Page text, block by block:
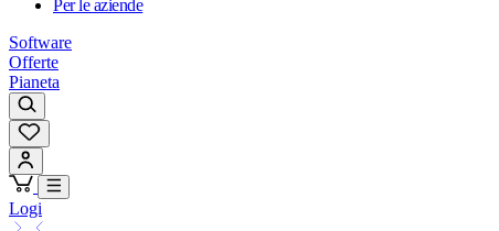
Per le aziende
Software
Offerte
Pianeta
Logi